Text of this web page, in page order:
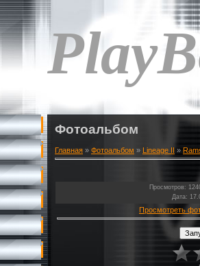
Фотоальбом
Главная » Фотоальбом » Lineage II »
Просмотров:
Дата:
Просмотреть